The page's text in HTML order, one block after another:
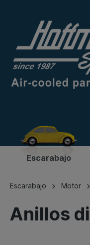
Escarabajo
Escarabajo Motor
Anillos